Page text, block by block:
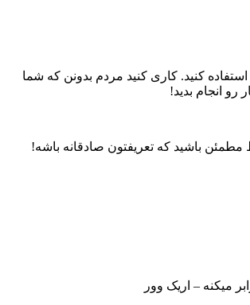
کنید. کاری کنید مردم بدونن که شما
انجام بدید!
باشید که تعریفتون صادقانه باشه!
میکنه – اریک وور